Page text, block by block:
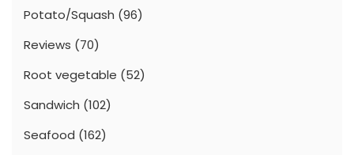
Potato/Squash (96)
Reviews (70)
Root vegetable (52)
Sandwich (102)
Seafood (162)